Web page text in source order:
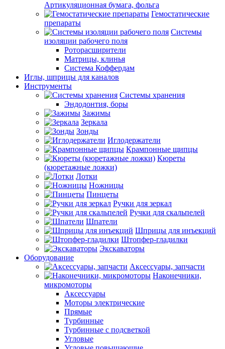
Артикуляционная бумага, фольга
Гемостатические
препараты
Системы
изоляции рабочего поля
Роторасширители
Матрицы, клинья
Система Коффердам
Иглы, шприцы для каналов
Инструменты
Системы хранения
Эндодонтия, боры
Зажимы
Зеркала
Зонды
Иглодержатели
Крампонные щипцы
Кюреты
(кюретажные ложки)
Лотки
Ножницы
Пинцеты
Ручки для зеркал
Ручки для скальпелей
Шпатели
Шприцы для инъекций
Штопфер-гладилки
Экскаваторы
Оборудование
Аксессуары, запчасти
Наконечники,
микромоторы
Аксессуары
Моторы электрические
Прямые
Турбинные
Турбинные с подсветкой
Угловые